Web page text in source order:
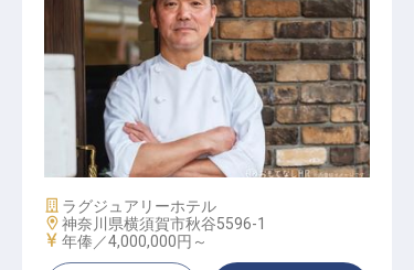
洋食調理／副料理長候補
施設業態
ラグジュアリーホテル
勤務地
神奈川県横須賀市秋谷5596-1
給与
年俸／4,000,000円～